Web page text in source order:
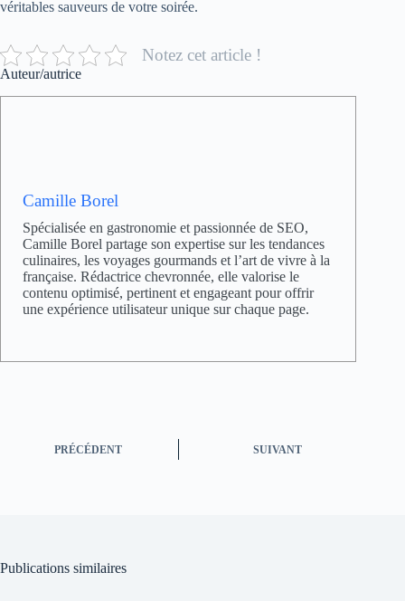
véritables sauveurs de votre soirée.
Notez cet article !
Auteur/autrice
Camille Borel
Spécialisée en gastronomie et passionnée de SEO,
Camille Borel partage son expertise sur les tendances
culinaires, les voyages gourmands et l’art de vivre à la
française. Rédactrice chevronnée, elle valorise le
contenu optimisé, pertinent et engageant pour offrir
une expérience utilisateur unique sur chaque page.
PRÉCÉDENT SUIVANT
Publications similaires